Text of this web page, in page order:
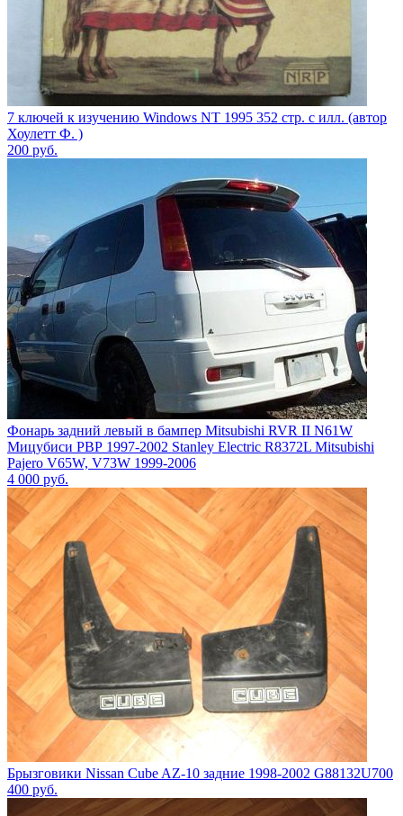
7 ключей к изучению Windows NT 1995 352 стр. с илл. (автор
Хоулетт Ф. )
200 руб.
Фонарь задний левый в бампер Mitsubishi RVR II N61W
Мицубиси РВР 1997-2002 Stanley Electric R8372L Mitsubishi
Pajero V65W, V73W 1999-2006
4 000 руб.
Брызговики Nissan Cube AZ-10 задние 1998-2002 G88132U700
400 руб.